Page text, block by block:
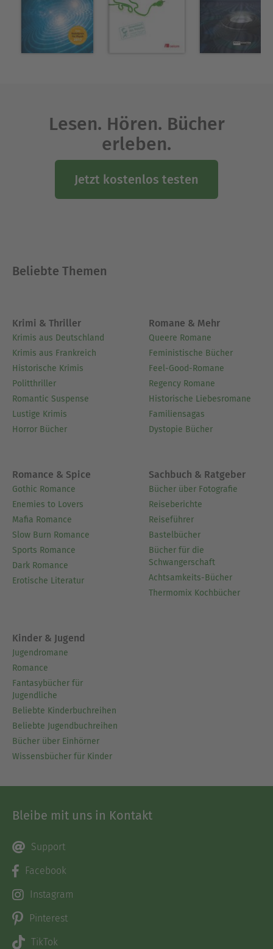
Lesen. Hören. Bücher
erleben.
Jetzt kostenlos testen
Beliebte Themen
Krimi & Thriller
Krimis aus Deutschland
Krimis aus Frankreich
Historische Krimis
Politthriller
Romantic Suspense
Lustige Krimis
Horror Bücher
Romane & Mehr
Queere Romane
Feministische Bücher
Feel-Good-Romane
Regency Romane
Historische Liebesromane
Familiensagas
Dystopie Bücher
Romance & Spice
Gothic Romance
Enemies to Lovers
Mafia Romance
Slow Burn Romance
Sports Romance
Dark Romance
Erotische Literatur
Sachbuch & Ratgeber
Bücher über Fotografie
Reiseberichte
Reiseführer
Bastelbücher
Bücher für die
Schwangerschaft
Achtsamkeits-Bücher
Thermomix Kochbücher
Kinder & Jugend
Jugendromane
Romance
Fantasybücher für
Jugendliche
Beliebte Kinderbuchreihen
Beliebte Jugendbuchreihen
Bücher über Einhörner
Wissensbücher für Kinder
Bleibe mit uns in Kontakt
Support
Facebook
Instagram
Pinterest
TikTok